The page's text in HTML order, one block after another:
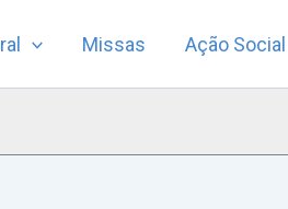
Missas Ação Social